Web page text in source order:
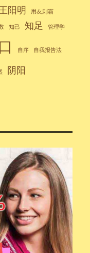
阳明 用友则霸
知己 知足 管理学
自序 自我报告法
阴阳